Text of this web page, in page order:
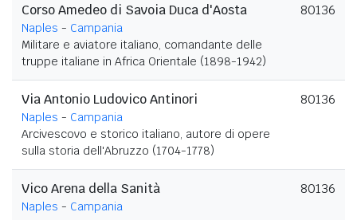
Corso Amedeo di Savoia Duca d'Aosta
Naples - Campania
Militare e aviatore italiano, comandante delle
truppe italiane in Africa Orientale (1898-1942)
80136
Via Antonio Ludovico Antinori
Naples - Campania
Arcivescovo e storico italiano, autore di opere
sulla storia dell'Abruzzo (1704-1778)
80136
Vico Arena della Sanità
Naples - Campania
80136